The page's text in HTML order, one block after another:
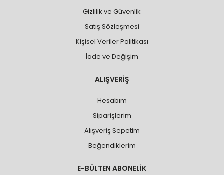
Gizlilik ve Güvenlik
Satış Sözleşmesi
Kişisel Veriler Politikası
İade ve Değişim
ALIŞVERİŞ
Hesabım
Siparişlerim
Alışveriş Sepetim
Beğendiklerim
E-BÜLTEN ABONELİK